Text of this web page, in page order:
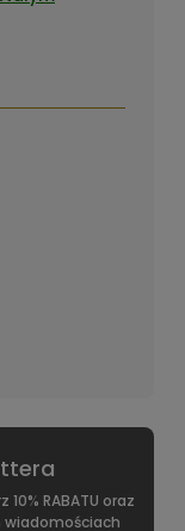
RABATU oraz
wiadomościach